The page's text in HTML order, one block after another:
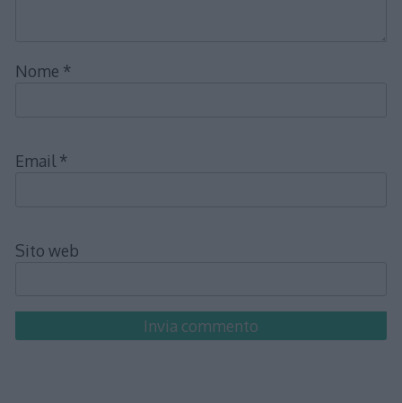
Nome *
Email *
Sito web